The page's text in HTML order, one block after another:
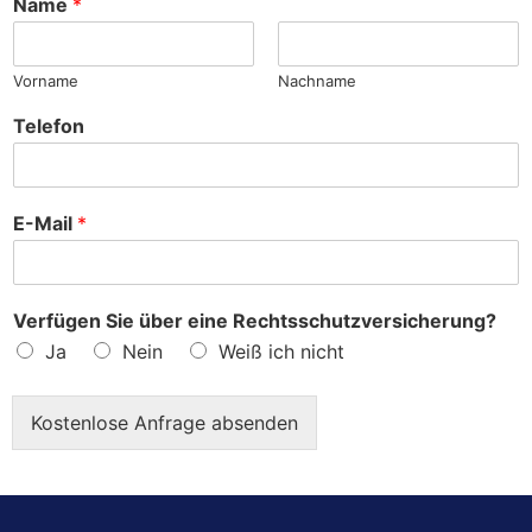
e
Name *
Vorname Nachname
Telefon
E-Mail *
Verfügen Sie über eine Rechtsschutzversicherung?
Ja
Nein Weiß ich nicht
Kostenlose Anfrage absenden